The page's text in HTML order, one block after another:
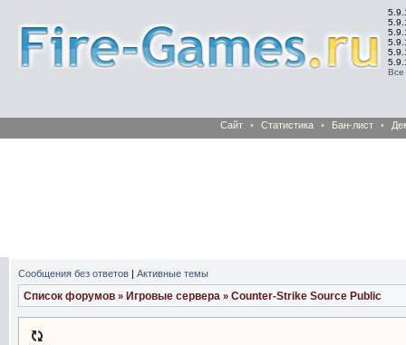
Все
Сайт • Статистика • Бан-лист •
Сообщения без ответов | Активные темы
Список форумов » Игровые сервера » Counter-Strike Source Public